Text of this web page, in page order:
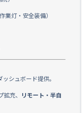
灯・安全装備）
シュボード提供。
充、
リモート・半自